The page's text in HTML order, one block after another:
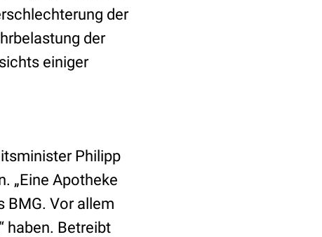
der
der
einiger
Philipp
„Eine Apotheke
BMG. Vor allem
haben. Betreibt